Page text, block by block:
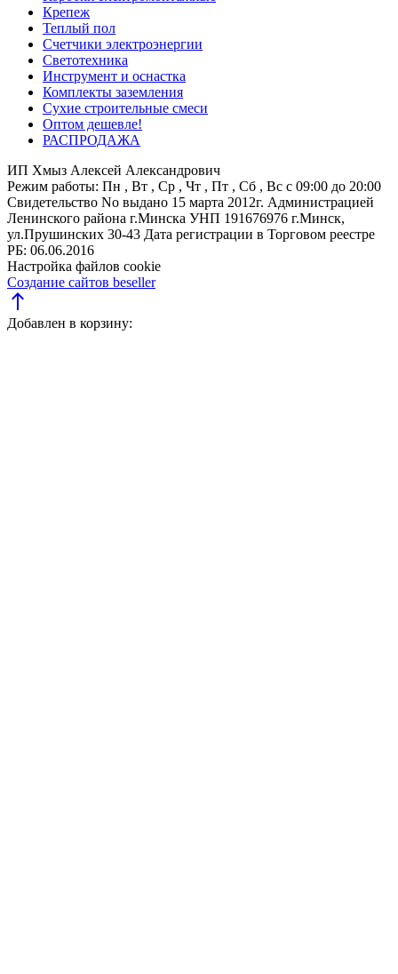
Крепеж
Теплый пол
Счетчики электроэнергии
Светотехника
Инструмент и оснастка
Комплекты заземления
Сухие строительные смеси
Оптом дешевле!
РАСПРОДАЖА
ИП Хмыз Алексей Александрович
Режим работы: Пн , Вт , Ср , Чт , Пт , Сб , Вс c 09:00 до 20:00
Свидетельство No выдано 15 марта 2012г. Администрацией
Ленинского района г.Минска УНП 191676976 г.Минск,
ул.Прушинских 30-43 Дата регистрации в Торговом реестре
РБ: 06.06.2016
Настройка файлов cookie
Создание сайтов beseller
north
Добавлен в корзину: